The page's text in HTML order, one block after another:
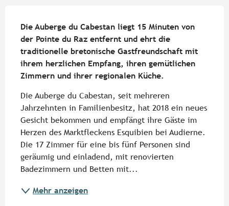
Die Auberge du Cabestan liegt 15 Minuten von
der Pointe du Raz entfernt und ehrt die
traditionelle bretonische Gastfreundschaft mit
ihrem herzlichen Empfang, ihren gemütlichen
Zimmern und ihrer regionalen Küche.
Die Auberge du Cabestan, seit mehreren
Jahrzehnten in Familienbesitz, hat 2018 ein neues
Gesicht bekommen und empfängt ihre Gäste im
Herzen des Marktfleckens Esquibien bei Audierne.
Die 17 Zimmer für eine bis fünf Personen sind
geräumig und einladend, mit renovierten
Badezimmern und Betten mit...
Mehr anzeigen